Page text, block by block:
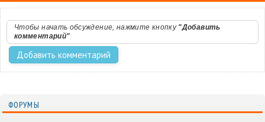
Чтобы начать обсуждение, нажмите кнопку "Добавить
комментарий"
ФОРУМЫ